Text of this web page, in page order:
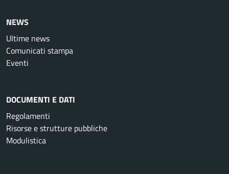
NEWS
Ultime news
Comunicati stampa
Eventi
DOCUMENTI E DATI
Regolamenti
Risorse e strutture pubbliche
Modulistica